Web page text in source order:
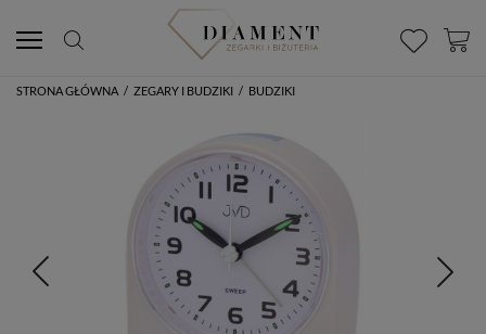
STRONA GŁÓWNA / ZEGARY I BUDZIKI / BUDZIKI